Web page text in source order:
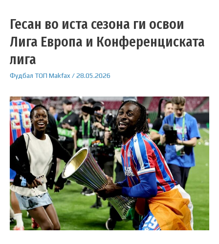
Гесан во иста сезона ги освои
Лига Европа и Конференциската
лига
Фудбал ТОП Makfax/28.05.2026